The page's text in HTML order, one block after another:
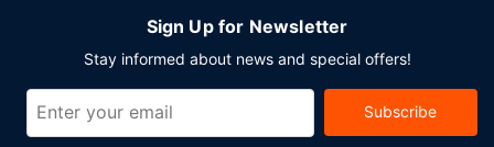
Sign Up for Newsletter
Stay informed about news and special offers!
Subscribe